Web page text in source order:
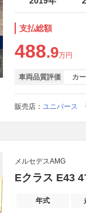
支払総額
488.9万円
車両品質評価 カ
販売店： ユニバース
メルセデスAMG
Eクラス E43
年式